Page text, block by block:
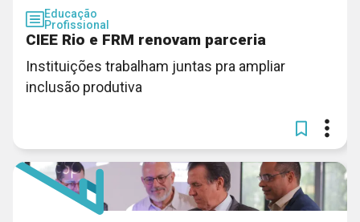
Educação
Profissional
CIEE Rio e FRM renovam parceria
Instituições trabalham juntas pra ampliar
inclusão produtiva